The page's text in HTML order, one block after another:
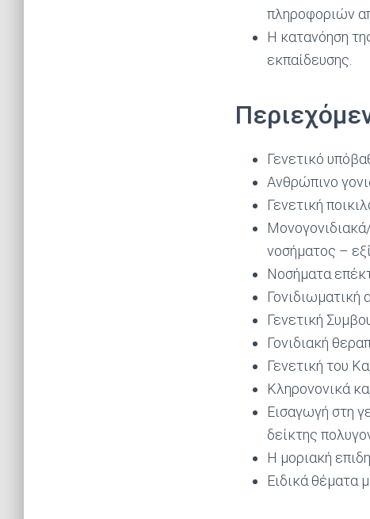
πληροφοριών
Η κατανόηση
εκπαίδευσης.
Γενετικό
Ανθρώπινο
Γενετική
νοσήματος –
Νοσήματα
Γενετική
Γονιδιακή
Γενετική του
Κληρονονικά
Εισαγωγή στη
δείκτης
Η μοριακή
Ειδικά θέματα